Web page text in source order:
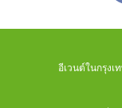
อีเวนต์ในกรุงเ